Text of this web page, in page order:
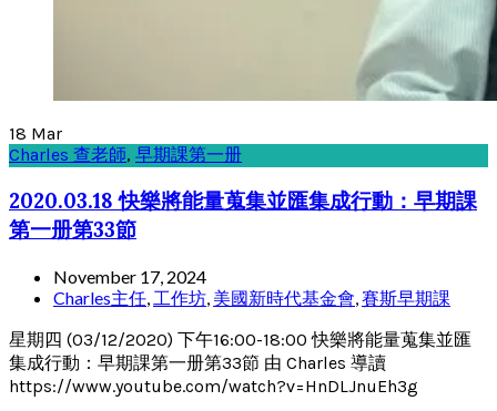
18 Mar
Charles 查老師, 早期課第一册
2020.03.18 快樂將能量蒐集並匯集成行動：早期課
第一册第33節
November 17, 2024
Charles主任, 工作坊, 美國新時代基金會,賽斯早期課
星期四 (03/12/2020) 下午16:00-18:00 快樂將能量蒐集並匯
集成行動：早期課第一册第33節 由 Charles 導讀
https://www.youtube.com/watch?v=HnDLJnuEh3g